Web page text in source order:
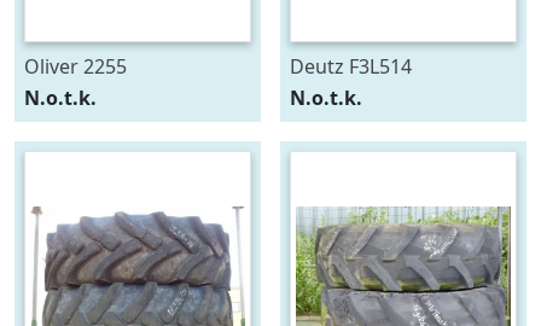
Oliver 2255
N.o.t.k.
Deutz F3L514
N.o.t.k.